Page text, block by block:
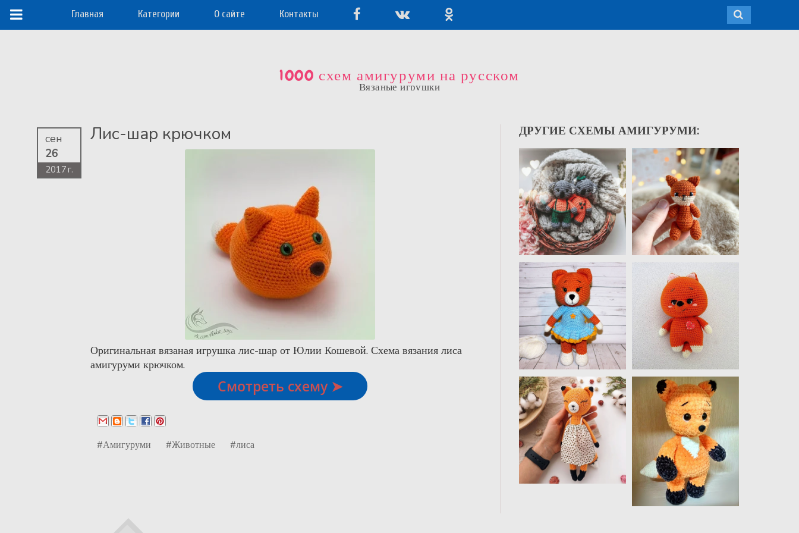
Главная Категории О сайте Контакты
1000 схем амигуруми на русском
Вязаные игрушки
Лис-шар крючком
сен
26
2017 г.
Оригинальная вязаная игрушка лис-шар от Юлии Кошевой. Схема вязания лиса
амигуруми крючком.
Смотреть схему ➤
#Амигуруми #Животные #лиса
ДРУГИЕ СХЕМЫ АМИГУРУМИ: